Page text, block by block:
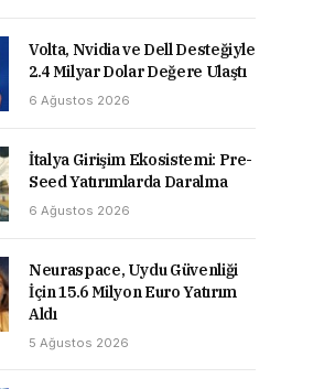
Volta, Nvidia ve Dell Desteğiyle
2.4 Milyar Dolar Değere Ulaştı
6 Ağustos 2026
İtalya Girişim Ekosistemi: Pre-
Seed Yatırımlarda Daralma
6 Ağustos 2026
Neuraspace, Uydu Güvenliği
İçin 15.6 Milyon Euro Yatırım
Aldı
5 Ağustos 2026